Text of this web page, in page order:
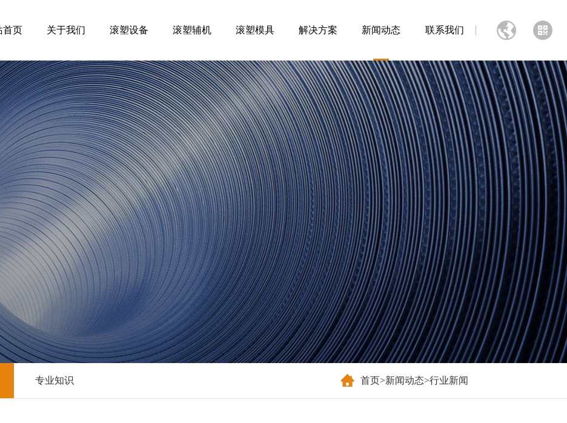
首页 关于我们 滚塑设备 滚塑辅机 滚塑模具 解决方案 新闻动态 联系我们
专业知识 首页>新闻动态>行业新闻